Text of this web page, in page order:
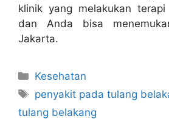
klinik yang melakukan
dan Anda bisa
Jakarta.
Kategori
Kesehatan
Tag
penyakit pada tulang
tulang belakang